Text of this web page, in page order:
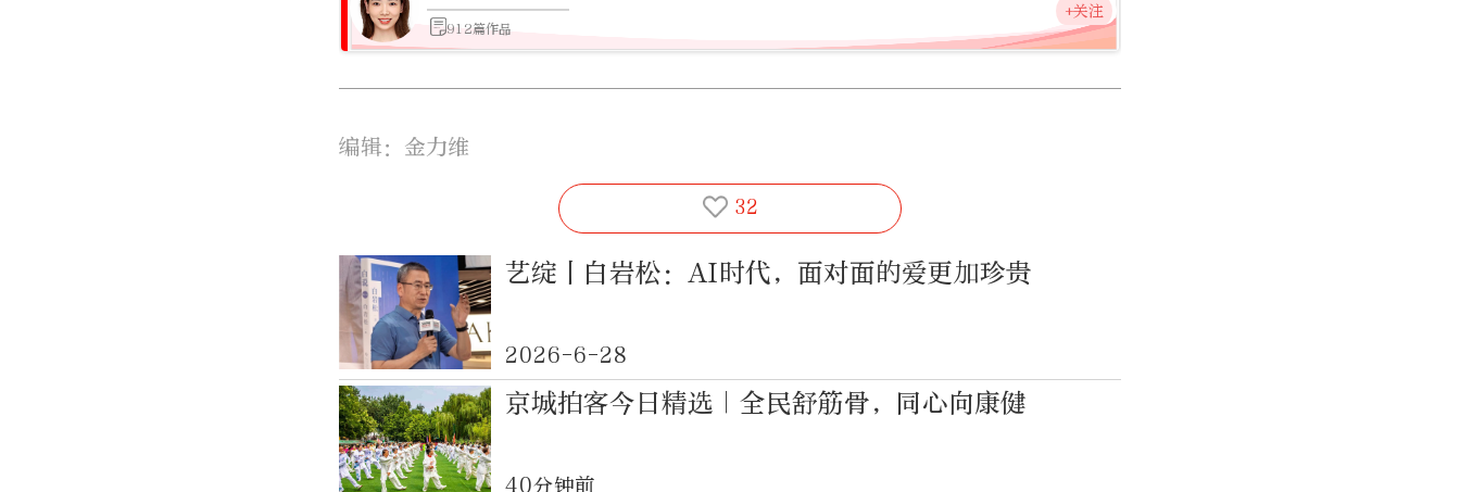
912篇作品
+关注
编辑：金力维
32
艺绽丨白岩松：AI时代，面对面的爱更加珍贵
2026-6-28
京城拍客今日精选｜全民舒筋骨，同心向康健
40分钟前